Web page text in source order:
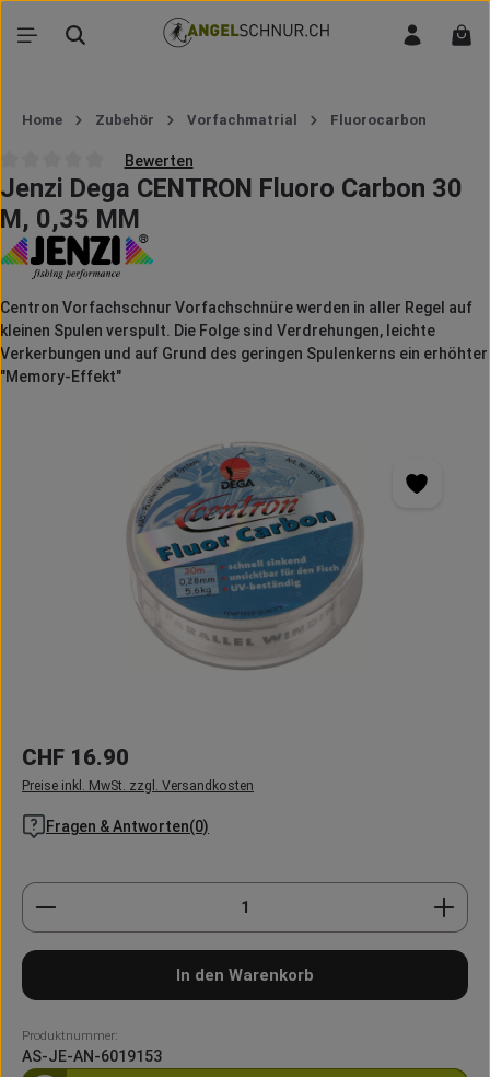
Zum Hauptinhalt springen
Home Zubehör Vorfachmatrial Fluorocarbon
Durchschnittliche Bewertung von 0 von 5 Sternen
Bewerten
Jenzi Dega CENTRON Fluoro Carbon 30
M, 0,35 MM
Centron Vorfachschnur Vorfachschnüre werden in aller Regel auf
kleinen Spulen verspult. Die Folge sind Verdrehungen, leichte
Verkerbungen und auf Grund des geringen Spulenkerns ein erhöhter
"Memory-Effekt"
Regulärer Preis:
CHF 16.90
Preise inkl. MwSt. zzgl. Versandkosten
Fragen & Antworten(0)
Produkt Anzahl: Gib den gewünschten Wert ein
In den Warenkorb
Produktnummer:
AS-JE-AN-6019153